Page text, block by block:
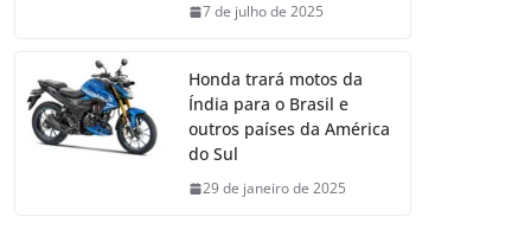
7 de julho de 2025
Honda trará motos da
Índia para o Brasil e
outros países da América
do Sul
29 de janeiro de 2025